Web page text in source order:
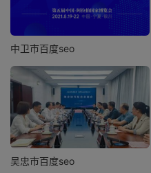
中卫市百度seo
吴忠市百度seo